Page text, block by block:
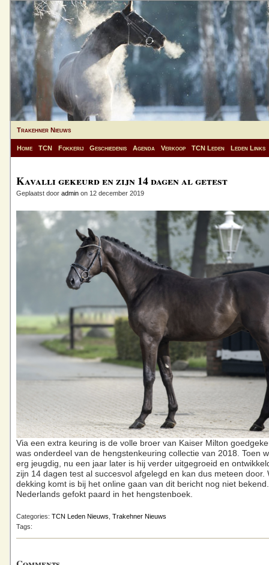
Trakehner Nieuws
Home TCN Fokkerij Geschiedenis Agenda Verkoop TCN Leden Leden Links
Kavalli gekeurd en zijn 14 dagen al getest
Geplaatst door admin on 12 december 2019
Via een extra keuring is de volle broer van Kaiser Milton
was onderdeel van de hengstenkeuring collectie van 2018. Toen
erg jeugdig, nu een jaar later is hij verder uitgegroeid en
zijn 14 dagen test al succesvol afgelegd en kan dus meteen door.
dekking komt is bij het online gaan van dit bericht nog niet
Nederlands gefokt paard in het hengstenboek.
Categories: TCN Leden Nieuws Trakehner Nieuws
Tags: